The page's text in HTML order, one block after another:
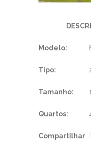
Modelo:
Tipo:
Tamanho:
Quartos:
Compartilhar